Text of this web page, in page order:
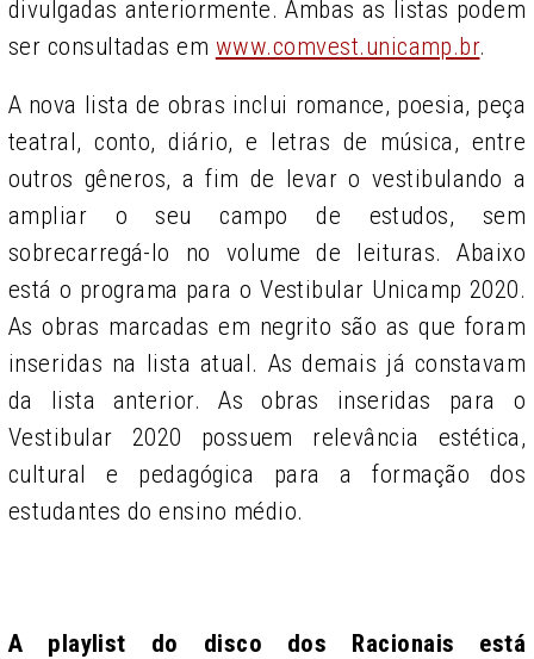
divulgadas anteriormente. Ambas as listas podem
ser consultadas em www.comvest.unicamp.br.
A nova lista de obras inclui romance, poesia, peça
teatral, conto, diário, e letras de música, entre
outros gêneros, a fim de levar o vestibulando a
ampliar o seu campo de estudos, sem
sobrecarregá-lo no volume de leituras. Abaixo
está o programa para o Vestibular Unicamp 2020.
As obras marcadas em negrito são as que foram
inseridas na lista atual. As demais já constavam
da lista anterior. As obras inseridas para o
Vestibular 2020 possuem relevância estética,
cultural e pedagógica para a formação dos
estudantes do ensino médio.
A playlist do disco dos Racionais está